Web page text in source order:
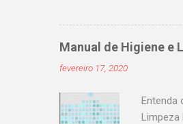
de
forma
Manual de Higiene e
fevereiro 17, 2020
Entenda
Limpeza